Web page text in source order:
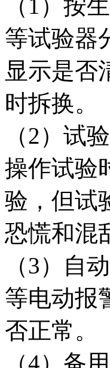
（1）按
等试验器
显示是否
时拆换。
（2）试
操作试验
验，但试
恐慌和混
（3）自
等电动报
否正常。
（4）备